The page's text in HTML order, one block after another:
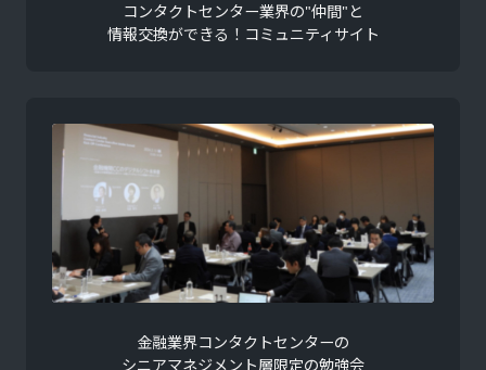
コンタクトセンター業界の"仲間"と
情報交換ができる！コミュニティサイト
金融業界コンタクトセンターの
シニアマネジメント層限定の勉強会